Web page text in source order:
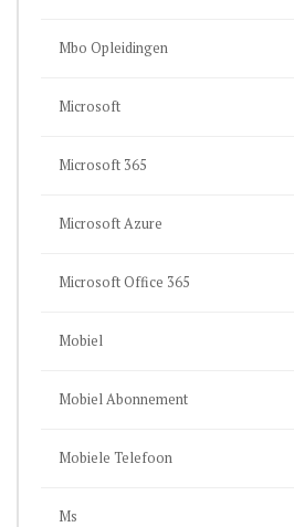
Mbo Opleidingen
Microsoft
Microsoft 365
Microsoft Azure
Microsoft Office 365
Mobiel
Mobiel Abonnement
Mobiele Telefoon
Ms